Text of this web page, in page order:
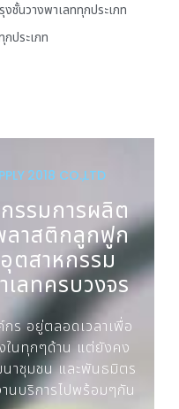
นวางพาเลททุกประเภท
ประเภท
2018 CO.,LTD
รรมการผลิต
ลาสติกลูกฟูก
ตสาหกรรม
เลทครบวงจร
ร อยู่ตลอดเวลาเพื่อ
ในทุกๆด้าน แต่ยังคง
าชุมชน และพันธมิตร
นบริการไปพร้อมๆกัน